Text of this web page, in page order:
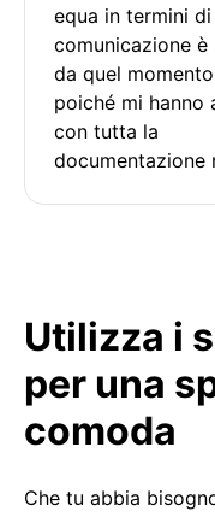
equa in termini
comunicazione
da quel
poiché mi hanno
con tutta la
documentazione
Utilizza i
per una
comoda
Che tu abbia